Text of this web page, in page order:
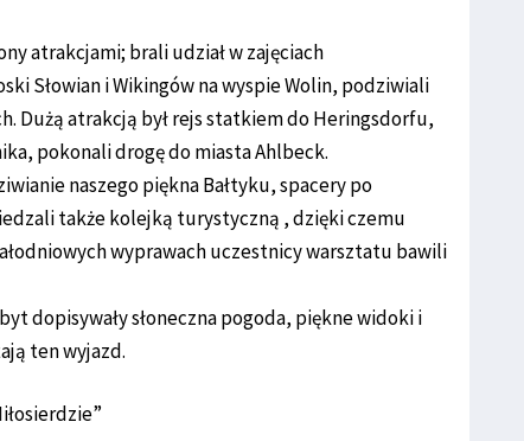
atrakcjami; brali udział w zajęciach
Słowian i Wikingów na wyspie Wolin, podziwiali
Dużą atrakcją był rejs statkiem do Heringsdorfu,
pokonali drogę do miasta Ahlbeck.
naszego piękna Bałtyku, spacery po
także kolejką turystyczną , dzięki czemu
wyprawach uczestnicy warsztatu bawili
dopisywały słoneczna pogoda, piękne widoki i
ten wyjazd.